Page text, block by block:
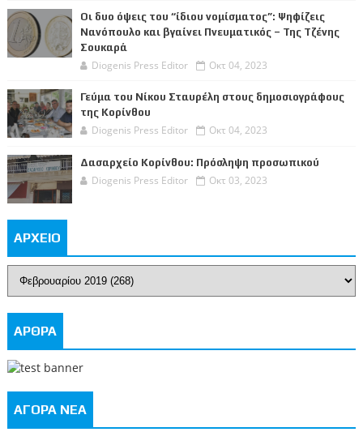
Οι δυο όψεις του “ίδιου νομίσματος”: Ψηφίζεις
Νανόπουλο και βγαίνει Πνευματικός – Της Τζένης
Σουκαρά
Diogenis Press Editor Οκτ 04, 2023
Γεύμα του Νίκου Σταυρέλη στους δημοσιογράφους
της Κορίνθου
Diogenis Press Editor Οκτ 04, 2023
Δασαρχείο Κορίνθου: Πρόσληψη προσωπικού
Diogenis Press Editor Οκτ 03, 2023
ΑΡΧΕΙΟ
ΑΡΘΡΑ
ΑΓΟΡΑ ΝΕΑ